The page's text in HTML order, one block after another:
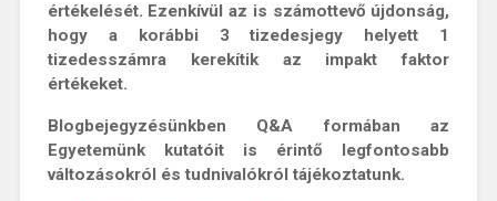
értékelését. Ezenkívül az is számottevő újdonság,
hogy a korábbi 3 tizedesjegy helyett 1
tizedesszámra kerekítik az impakt faktor
értékeket.
Blogbejegyzésünkben Q&A formában az
Egyetemünk kutatóit is érintő legfontosabb
változásokról és tudnivalókról tájékoztatunk.